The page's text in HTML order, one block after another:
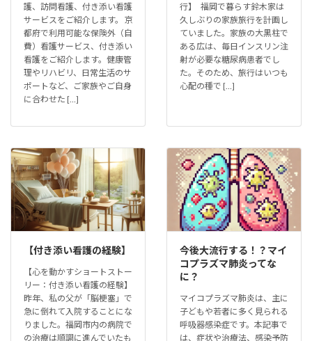
護、訪問看護、付き添い看護
サービスをご紹介します。 京
都府で利用可能な保険外（自
費）看護サービス、付き添い
看護をご紹介します。健康管
理やリハビリ、日常生活のサ
ポートなど、ご家族やご自身
に合わせた […]
行】 福岡で暮らす鈴木家は
久しぶりの家族旅行を計画し
ていました。家族の大黒柱で
ある広は、毎日インスリン注
射が必要な糖尿病患者でし
た。そのため、旅行はいつも
心配の種で […]
【付き添い看護の経験】
【心を動かすショートストー
リー：付き添い看護の経験】
昨年、私の父が「脳梗塞」で
急に倒れて入院することにな
りました。福岡市内の病院で
の治療は順調に進んでいたも
今後大流行する！？マイ
コプラズマ肺炎ってな
に？
マイコプラズマ肺炎は、主に
子どもや若者に多く見られる
呼吸器感染症です。本記事で
は、症状や治療法、感染予防